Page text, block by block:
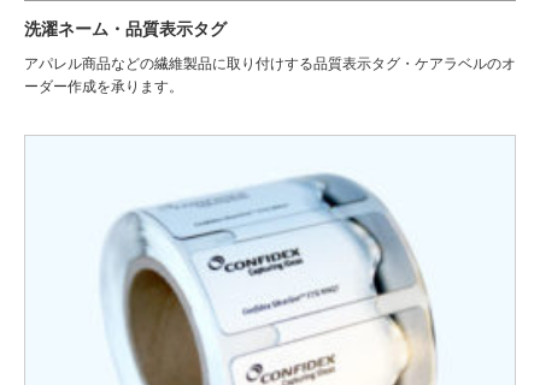
洗濯ネーム・品質表示タグ
アパレル商品などの繊維製品に取り付けする品質表示タグ・ケアラベルのオ
ーダー作成を承ります。